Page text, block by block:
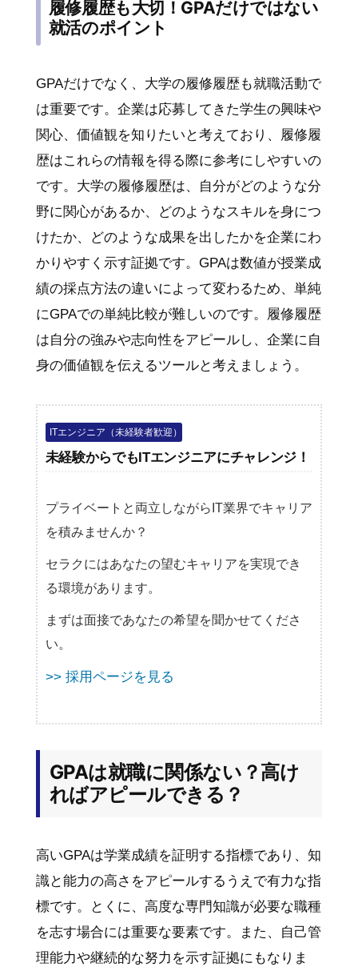
履修履歴も大切！GPAだけではない
就活のポイント
GPAだけでなく、大学の履修履歴も就職活動で
は重要です。企業は応募してきた学生の興味や
関心、価値観を知りたいと考えており、履修履
歴はこれらの情報を得る際に参考にしやすいの
です。大学の履修履歴は、自分がどのような分
野に関心があるか、どのようなスキルを身につ
けたか、どのような成果を出したかを企業にわ
かりやすく示す証拠です。GPAは数値が授業成
績の採点方法の違いによって変わるため、単純
にGPAでの単純比較が難しいのです。履修履歴
は自分の強みや志向性をアピールし、企業に自
身の価値観を伝えるツールと考えましょう。
ITエンジニア（未経験者歓迎）
未経験からでもITエンジニアにチャレンジ！
プライベートと両立しながらIT業界でキャリア
を積みませんか？
セラクにはあなたの望むキャリアを実現でき
る環境があります。
まずは面接であなたの希望を聞かせてくださ
い。
>> 採用ページを見る
GPAは就職に関係ない？高け
ればアピールできる？
高いGPAは学業成績を証明する指標であり、知
識と能力の高さをアピールするうえで有力な指
標です。とくに、高度な専門知識が必要な職種
を志す場合には重要な要素です。また、自己管
理能力や継続的な努力を示す証拠にもなりま